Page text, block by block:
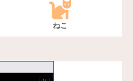
ねこ